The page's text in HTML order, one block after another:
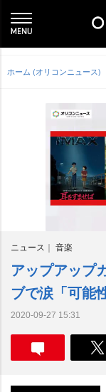
ホーム (オリコンニュース)
ニュース 音楽
アップアップ
ブで涙「可能
2020-09-27 15:31